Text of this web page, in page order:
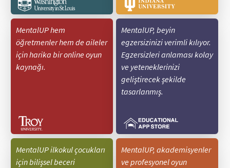
MentalUP hem
öğretmenler hem de aileler
için harika bir online oyun
kaynağı.
MentalUP, beyin
egzersizinizi verimli kılıyor.
Egzersizleri anlaması kolay
ve yeteneklerinizi
geliştirecek şekilde
tasarlanmış.
MentalUP ilkokul çocukları
için bilişsel beceri
MentalUP, akademisyenler
ve profesyonel oyun